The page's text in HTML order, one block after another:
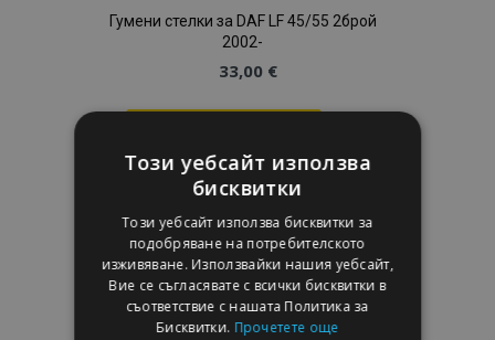
Гумени стелки за DAF LF 45/55 2брой
2002-
33,00 €
Добави
към
Списък
с
Този уебсайт използва
бисквитки
Този уебсайт използва бисквитки за
подобряване на потребителското
изживяване. Използвайки нашия уебсайт,
Вие се съгласявате с всички бисквитки в
съответствие с нашата Политика за
Бисквитки. Прочетете още